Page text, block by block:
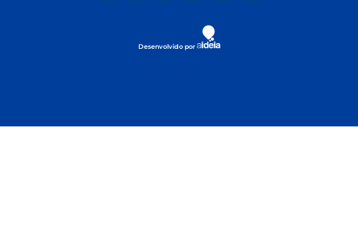
Desenvolvido por